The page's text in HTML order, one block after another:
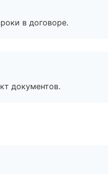
в договоре.
документов.